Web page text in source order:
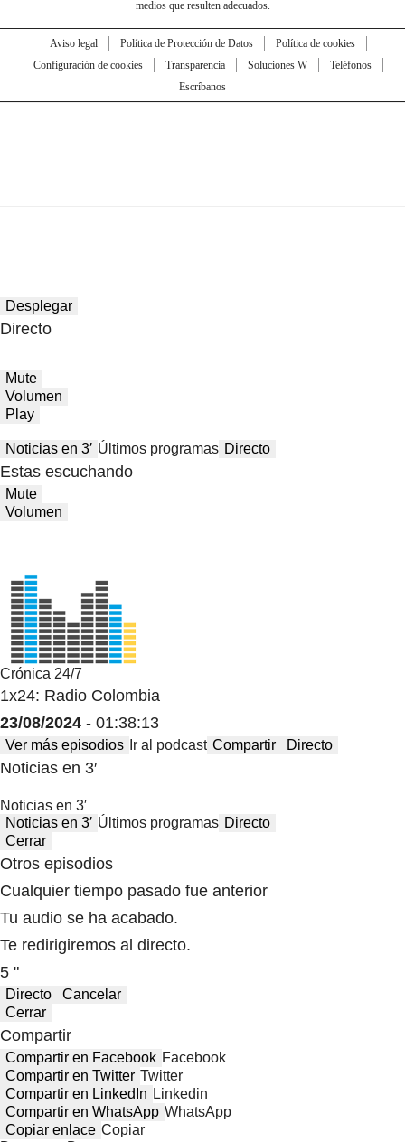
medios que resulten adecuados.
Aviso legal Política de Protección de Datos
Política de cookies
Configuración de cookies
Transparencia Soluciones W
Teléfonos
Escríbanos
Desplegar
Directo
Mute
Volumen
Play
Noticias en 3′ Últimos programas Directo
Estas escuchando
Mute
Volumen
Crónica 24/7
1x24: Radio Colombia
23/08/2024 - 01:38:13
Ver más episodios Ir al podcast Compartir Directo
Noticias en 3′
Noticias en 3′
Noticias en 3′ Últimos programas Directo
Cerrar
Otros episodios
Cualquier tiempo pasado fue anterior
Tu audio se ha acabado.
Te redirigiremos al directo.
5 "
Directo
Cancelar
Cerrar
Compartir
Compartir en Facebook Facebook
Compartir en Twitter Twitter
Compartir en LinkedIn Linkedin
Compartir en WhatsApp WhatsApp
Copiar enlace Copiar